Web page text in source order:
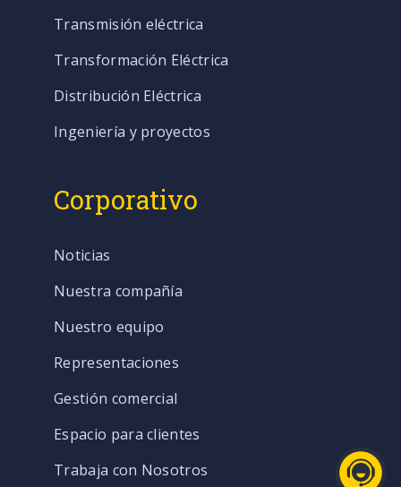
Transmisión eléctrica
Transformación Eléctrica
Distribución Eléctrica
Ingeniería y proyectos
Corporativo
Noticias
Nuestra compañía
Nuestro equipo
Representaciones
Gestión comercial
Espacio para clientes
Trabaja con Nosotros